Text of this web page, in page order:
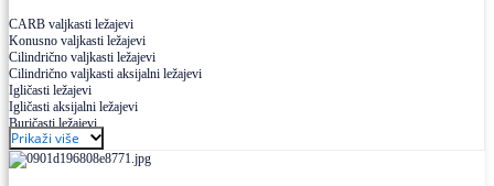
CARB valjkasti ležajevi
Konusno valjkasti ležajevi
Cilindrično valjkasti ležajevi
Cilindrično valjkasti aksijalni ležajevi
Igličasti ležajevi
Igličasti aksijalni ležajevi
Buričasti ležajevi
Buričasti zaptiveni ležajevi
Buričasti aksijalni ležajevi
Prikaži više